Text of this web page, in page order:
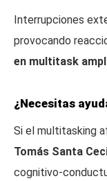
Interrupciones
provocando
en multitask
¿Necesitas
Si el multitasking
Tomás Santa
cognitivo-